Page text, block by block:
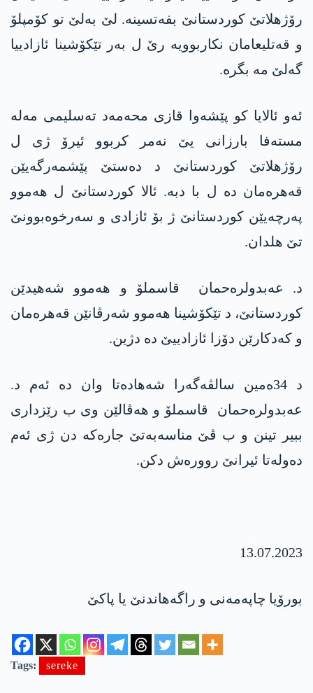
رۆژهلاتێ کوردستانێ بفەتسینە. لێ بەلێ تو کۆمپلۆ
و قەتلیعامان نکاربوویە رێ ل بەر تێکۆشینا ئازادییا
گەلێ مە بگرە.
ئەو ئالایا کو پێشەوا قازی محه‌مه‌د تەسلیمی مەلە
مستەفا بارزانی یێ نەمر کربوو ئیرۆ ژی ل
رۆژهلاتێ کوردستانێ د دەستێ پێشمەرگەیێن
قەهرەمان دە ل با دبە. ئالا کوردستانێ ل هەموو
پەرچەیێن کوردستانێ ژ بۆ ئازادی و سەرخوەبوونێ
تێ هلدان.
د. عەبدولرەحمان قاسملۆ و هەموو شەهیدێن
کوردستانێ، د تێکۆشینا هەموو شەرڤانێن قەهرەمان
و کەدکارێن دۆزا ئازادییێ دە دژین.
د 34ەمین سالڤەگەرا شەهادەتا وان دە ئەم د.
عەبدولرەحمان قاسملۆ و هەڤالێن وی ب رێزداری
ببیر تینن و ب ڤێ مناسەبەتێ جارەکە دن ژی ئەم
دەولەتا ئیرانێ روورەش دکن.
13.07.2023
بورۆیا چاپەمەنی و راگەهاندنێ یا پاکێ
Tags: sereke